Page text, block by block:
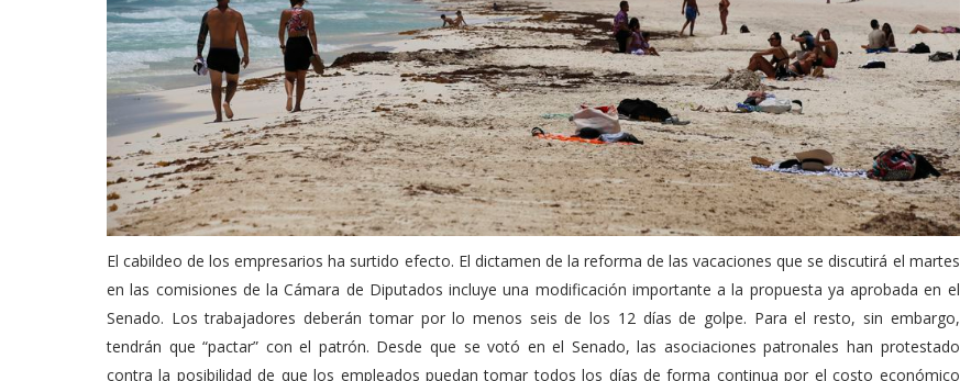
El cabildeo de los empresarios ha surtido efecto. El dictamen de la reforma de las vacaciones que se discutirá el martes
en las comisiones de la Cámara de Diputados incluye una modificación importante a la propuesta ya aprobada en el
Senado. Los trabajadores deberán tomar por lo menos seis de los 12 días de golpe. Para el resto, sin embargo,
tendrán que “pactar” con el patrón. Desde que se votó en el Senado, las asociaciones patronales han protestado
contra la posibilidad de que los empleados puedan tomar todos los días de forma continua por el costo económico